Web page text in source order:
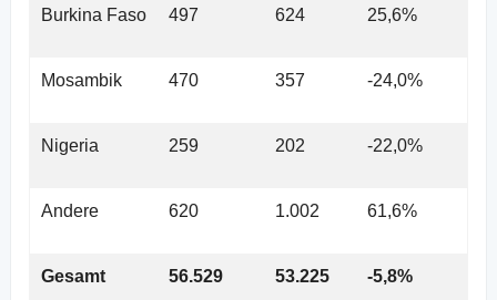
Burkina Faso 497 624 25,6%
Mosambik 470 357 -24,0%
Nigeria 259 202 -22,0%
Andere 620 1.002 61,6%
Gesamt 56.529 53.225 -5,8%